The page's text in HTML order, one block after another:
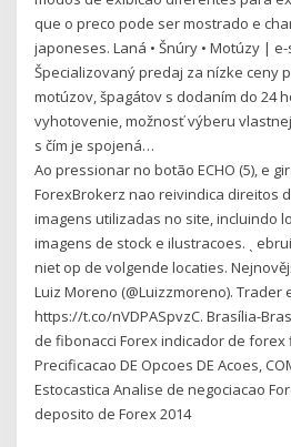
que o preco pode ser mostrado e
japoneses. Laná • Šnúry • Motúzy |
Špecializovaný predaj za nízke ceny
motúzov, špagátov s dodaním do 24
vyhotovenie, možnosť výberu
s čím je spojená…
Ao pressionar no botão ECHO (5), e
ForexBrokerz nao reivindica direitos
imagens utilizadas no site, incluindo
imagens de stock e ilustracoes. ˎ
niet op de volgende locaties.
Luiz Moreno (@Luizzmoreno). Trader
https://t.co/nVDPASpvzC. Brasília-
de fibonacci Forex indicador de
Precificacao DE Opcoes DE Acoes,
Estocastica Analise de negociacao
deposito de Forex 2014